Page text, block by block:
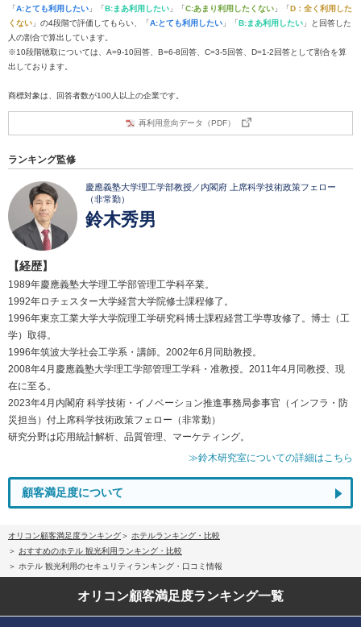
「A:とても利用したい 」「B:まあ利用したい 」「C:あまり利用したくない 」「D：全く利用した
くない 」の4段階で評価してもらい、「A:とても利用したい 」「B:まあ利用したい 」と回答した
人の割合で算出しています。
※10段階聴取については、A=9-10回答、B=6-8回答、C=3-5回答、D=1-2回答として割合を算
出しております。
商標対象は、回答者数が100人以上の企業です。
再利用意向データ（PDF）
ランキング監修
慶應義塾大学理工学部教授／内閣府 上席科学技術政策フェロー
（非常勤）
鈴木秀男
【経歴】
1989年慶應義塾大学理工学部管理工学科卒業。
1992年ロチェスター大学経営大学院修士課程修了。
1996年東京工業大学大学院理工学研究科博士課程経営工学専攻修了。博士（工
学）取得。
1996年筑波大学社会工学系・講師。2002年6月同助教授。
2008年4月慶應義塾大学理工学部管理工学科・准教授。2011年4月同教授、現
在に至る。
2023年4月内閣府 科学技術・イノベーション推進事務局参事官（インフラ・防
災担当）付上席科学技術政策フェロー（非常勤）
研究分野は応用統計解析、品質管理、マーケティング。
≫鈴木研究室についての詳細はこちら
顧客満足度について
オリコン顧客満足度ランキング
ホテルランキング・比較
おすすめのホテル 観光利用ランキング・比較
ホテル 観光利用のセキュリティランキング・口コミ情報
オリコン顧客満足度ランキング一覧